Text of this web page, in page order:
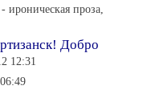
- ироническая проза,
Добро
12:31